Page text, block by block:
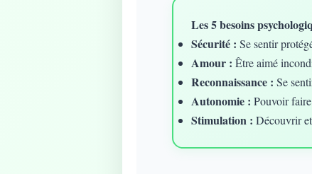
Les 5 besoins
Sécurité : Se sentir
Amour : Être aimé
Reconnaissance : Se
Autonomie : Pouvoir
Stimulation : Découvrir